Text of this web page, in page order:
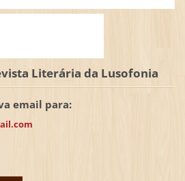
Literária da Lusofonia
email para: